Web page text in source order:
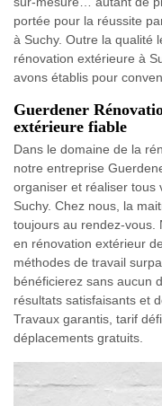
portée pour la réussite
à Suchy. Outre la qualité
rénovation extérieure à
avons établis pour
Guerdener
extérieure fiable
Dans le domaine de la
notre entreprise
organiser et réaliser tous
Suchy. Chez nous, la
toujours au rendez-vous.
en rénovation extérieur
méthodes de travail
bénéficierez sans aucun
résultats satisfaisants et
Travaux garantis, tarif
déplacements gratuits.